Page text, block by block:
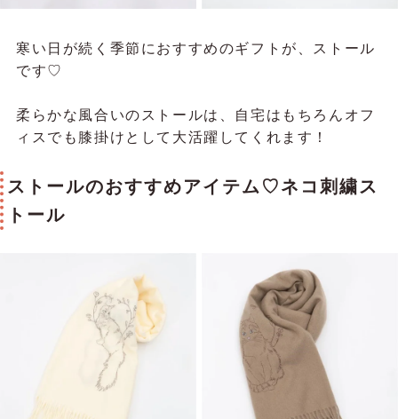
寒い日が続く季節におすすめのギフトが、ストール
です♡
柔らかな風合いのストールは、自宅はもちろんオフ
ィスでも膝掛けとして大活躍してくれます！
ストールのおすすめアイテム♡ネコ刺繍ス
トール